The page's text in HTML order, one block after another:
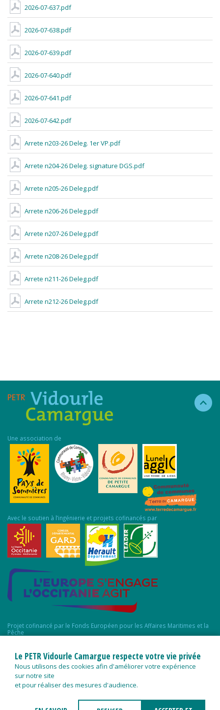
2026-07-637.pdf
2026-07-638.pdf
2026-07-639.pdf
2026-07-640.pdf
2026-07-641.pdf
2026-07-642.pdf
Arrete n203-26 Deleg. 1er VP.pdf
Arrete n204-26 Deleg. signature DGS.pdf
Arrete n205-26 Deleg.pdf
Arrete n206-26 Deleg.pdf
Arrete n207-26 Deleg.pdf
Arrete n208-26 Deleg.pdf
Arrete n211-26 Deleg.pdf
Arrete n212-26 Deleg.pdf
Une association de
Avec le soutien à l’ingénierie et projets cofinancés par
Projet cofinancé par le Fonds Européen pour les Affaires Maritimes et la
Pêche
Le PETR Vidourle Camargue respecte votre vie privée
Nous utilisons des cookies afin d'améliorer votre expérience
sur notre site
et pour réaliser des mesures d'audience.